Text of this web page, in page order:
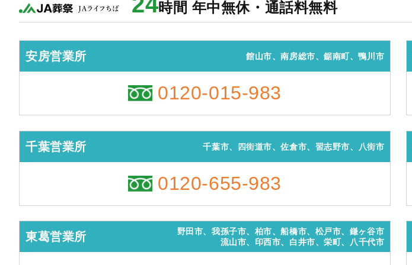
時間 年中無休・通話料無料
安房営業所 館山市、南房総市、鋸南町、鴨川市
0120-015-983
千葉営業所 千葉市、四街道市、佐倉市、習志野市、八街市
0120-655-983
東葛営業所
野田市、我孫子市、柏市、船橋市、松戸市、鎌ヶ谷市
流山市、印西市、白井市、栄町、八千代市